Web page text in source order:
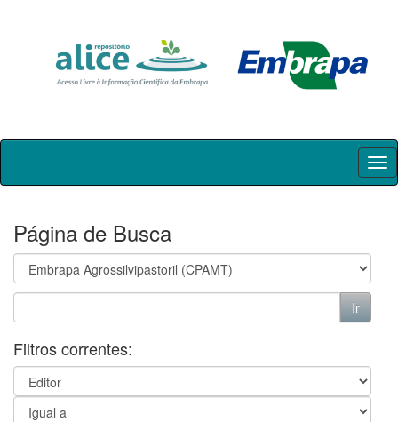
Skip
Página de Busca
Filtros correntes: